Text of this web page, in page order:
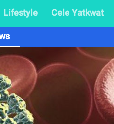
Lifestyle Cele Yatkwat